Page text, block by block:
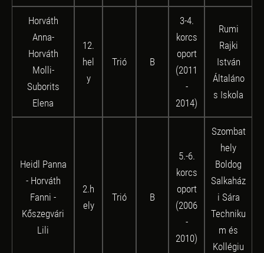
Horváth
Anna-
Horváth
Molli-
Suborits
Elena
12.
hel
y
Trió B
3-4.
korcs
oport
(2011
-
2014)
Rumi
Rajki
István
Általáno
s Iskola
Heidl Panna
- Horváth
Fanni -
Kőszegvári
Lili
2.h
ely
Trió B
5.-6.
korcs
oport
(2006
-
2010)
Szombat
hely
Boldog
Salkaház
i Sára
Techniku
m és
Kollégiu